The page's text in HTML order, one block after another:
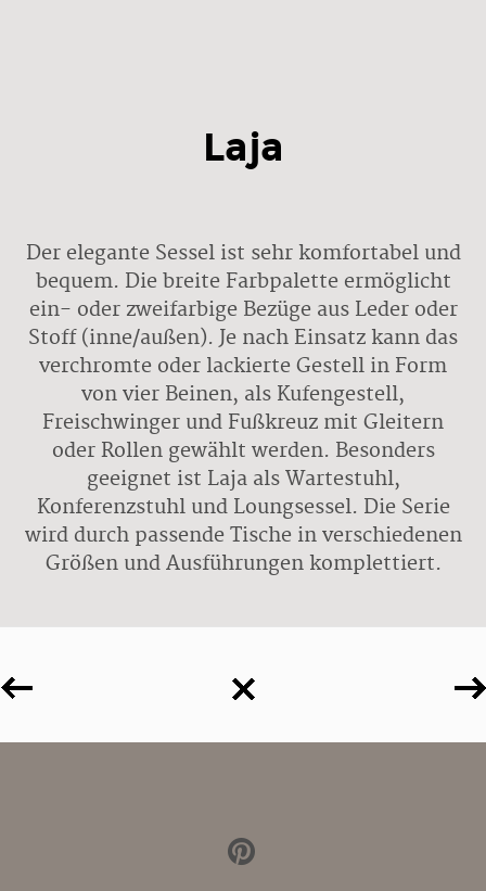
Laja
Der elegante Sessel ist sehr komfortabel und
bequem. Die breite Farbpalette ermöglicht
ein- oder zweifarbige Bezüge aus Leder oder
Stoff (inne/außen). Je nach Einsatz kann das
verchromte oder lackierte Gestell in Form
von vier Beinen, als Kufengestell,
Freischwinger und Fußkreuz mit Gleitern
oder Rollen gewählt werden. Besonders
geeignet ist Laja als Wartestuhl,
Konferenzstuhl und Loungsessel. Die Serie
wird durch passende Tische in verschiedenen
Größen und Ausführungen komplettiert.